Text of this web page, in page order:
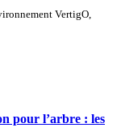
VertigO,
pour l’arbre : les